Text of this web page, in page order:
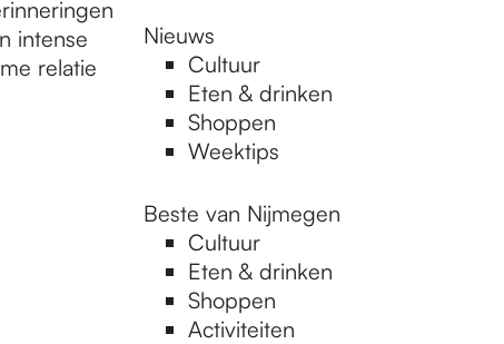
Nieuws
Cultuur
Eten & drinken
Shoppen
Weektips
Beste van Nijmegen
Cultuur
Eten & drinken
Shoppen
Activiteiten
intense
relatie